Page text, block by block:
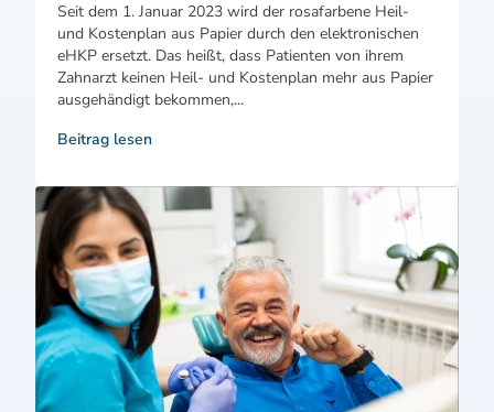
Seit dem 1. Januar 2023 wird der rosafarbene Heil-
und Kostenplan aus Papier durch den elektronischen
eHKP ersetzt. Das heißt, dass Patienten von ihrem
Zahnarzt keinen Heil- und Kostenplan mehr aus Papier
ausgehändigt bekommen,...
Beitrag lesen